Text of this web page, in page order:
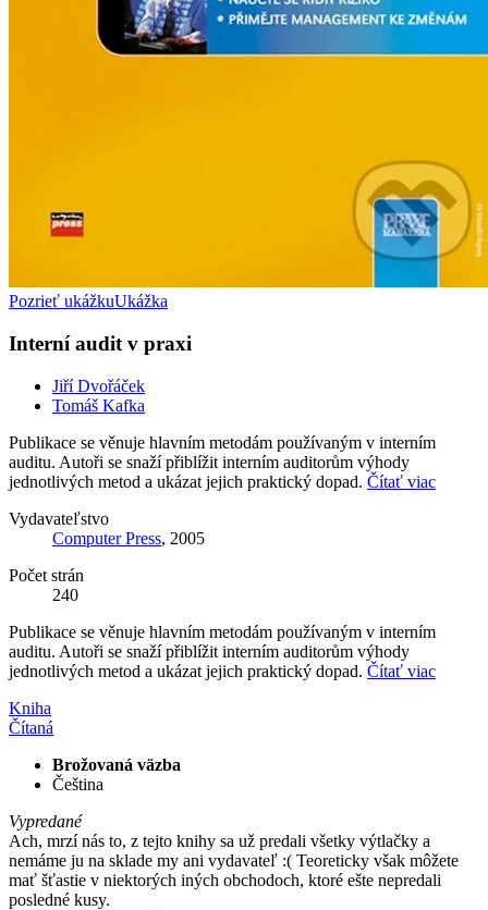
Pozrieť ukážkuUkážka
Interní audit v praxi
Jiří Dvořáček
Tomáš Kafka
Publikace se věnuje hlavním metodám používaným v interním
auditu. Autoři se snaží přiblížit interním auditorům výhody
jednotlivých metod a ukázat jejich praktický dopad. Čítať viac
Vydavateľstvo
Computer Press, 2005
Počet strán
240
Publikace se věnuje hlavním metodám používaným v interním
auditu. Autoři se snaží přiblížit interním auditorům výhody
jednotlivých metod a ukázat jejich praktický dopad. Čítať viac
Kniha
Čítaná
Brožovaná väzba
Čeština
Vypredané
Ach, mrzí nás to, z tejto knihy sa už predali všetky výtlačky a
nemáme ju na sklade my ani vydavateľ :( Teoreticky však môžete
mať šťastie v niektorých iných obchodoch, ktoré ešte nepredali
posledné kusy.